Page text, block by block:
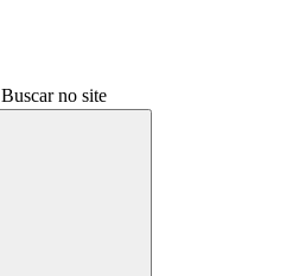
Buscar no site